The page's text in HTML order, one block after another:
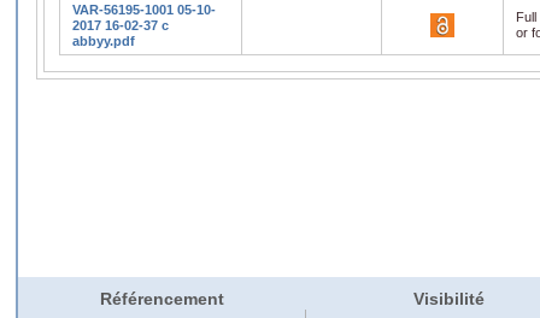
VAR-56195-1001 05-10-
2017 16-02-37 c
abbyy.pdf
or
Référencement Visibilité